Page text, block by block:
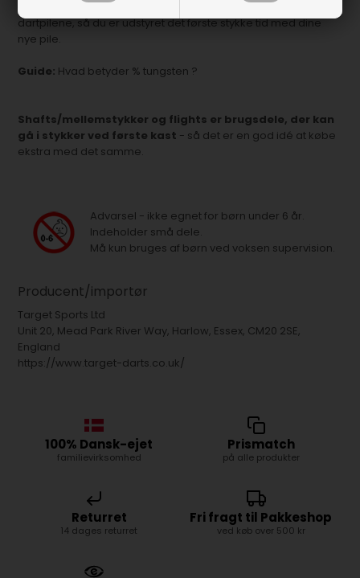
dartpile i 22 grams vægt. Der medfølger ekstra tilbehør til
dartpilene, så du er udstyret det første stykke tid med dine
nye pile.
Guide: Hvad betyder % tungsten ?
Shafts/mellemstykker og flights er brugsdele, der kan
gå i stykker ved første kast - så det er en god idé at købe
ekstra med det samme.
Advarsel - ikke egnet for børn under 6 år.
Indeholder små dele.
Må kun bruges af børn ved voksen supervision.
Producent/importør
Target Sports Ltd
Unit 20, Mead Park River Way, Harlow, Essex, CM20 2SE,
England
https://www.target-darts.co.uk/
100% Dansk-ejet
familievirksomhed
Prismatch
på alle produkter
Returret
14 dages returret
Fri fragt til Pakkeshop
ved køb over 500 kr